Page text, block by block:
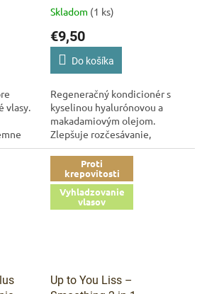
vlasy.
kondicionér pre veľmi
Skladom (1 ks)
€9,50
Do košíka
Regeneračný kondicionér s
kyselinou hyalurónovou a
makadamiovým olejom.
Zlepšuje rozčesávanie,
vyživuje vlasové vlákno a
zanecháva vlasy hladšie a
lesklejšie. KEZY Macadamia...
Proti
krepovitosti
Vyhladzovanie
vlasov
Up to You Liss –